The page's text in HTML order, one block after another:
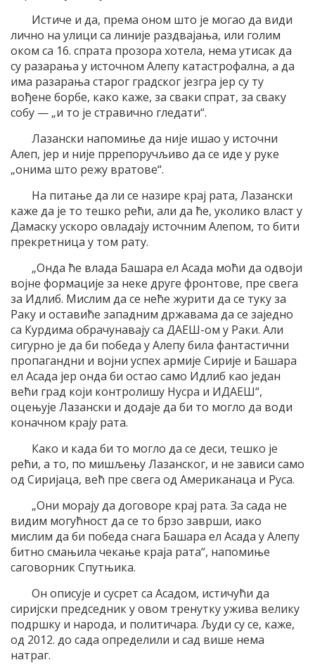
Истиче и да, према оном што је могао да види
лично на улици са линије раздвајања, или голим
оком са 16. спрата прозора хотела, нема утисак да
су разарања у источном Алепу катастрофална, а да
има разарања старог градског језгра јер су ту
вођене борбе, како каже, за сваки спрат, за сваку
собу — „и то је стравично гледати“.
Лазански напомиње да није ишао у источни
Алеп, јер и није пррепоручљиво да се иде у руке
„онима што режу вратове“.
На питање да ли се назире крај рата, Лазански
каже да је то тешко рећи, али да ће, уколико власт у
Дамаску ускоро овладају источним Алепом, то бити
прекретница у том рату.
„Онда ће влада Башара ел Асада моћи да одвоји
војне формације за неке друге фронтове, пре свега
за Идлиб. Мислим да се неће журити да се туку за
Раку и оставиће западним државама да се заједно
са Курдима обрачунавају са ДАЕШ-ом у Раки. Али
сигурно је да би победа у Алепу била фантастични
пропагандни и војни успех армије Сирије и Башара
ел Асада јер онда би остао само Идлиб као један
већи град који контролишу Нусра и ИДАЕШ“,
оцењује Лазански и додаје да би то могло да води
коначном крају рата.
Како и када би то могло да се деси, тешко је
рећи, а то, по мишљењу Лазанског, и не зависи само
од Сиријаца, већ пре свега од Американаца и Руса.
„Они морају да договоре крај рата. За сада не
видим могућност да се то брзо заврши, иако
мислим да би победа снага Башара ел Асада у Алепу
битно смањила чекање краја рата“, напомиње
саговорник Спутњика.
Он описује и сусрет са Асадом, истичући да
сиријски председник у овом тренутку ужива велику
подршку и народа, и политичара. Људи су се, каже,
од 2012. до сада определили и сад више нема
натраг.